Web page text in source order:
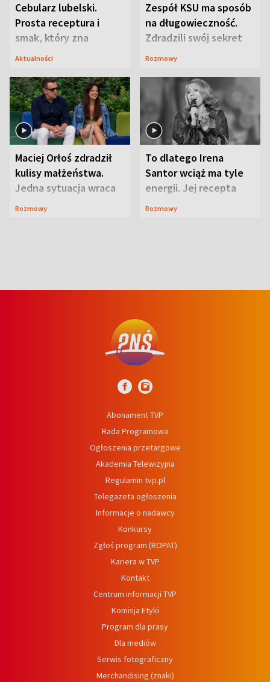
Cebularz lubelski.
Prosta receptura i
smak, który zna
Lubelszczyzna
Aktualności
Zespół KSU ma sposób
na długowieczność.
Zdradzili swój sekret
Rozmowy
Maciej Orłoś zdradził
kulisy małżeństwa.
Jedna sytuacja wraca
jak bumerang
Rozmowy
To dlatego Irena
Santor wciąż ma tyle
energii. Jej recepta
jest zaskakująco
Rozmowy
Abonament TVP
Rada Programowa
Ogłoszenia przetargowe
Akademia Telewizyjna
Regulamin tvp.pl
Telegazeta ogłoszenia
Informacje o nadawcy
Konkursy
Zgłoś program (ROPAT)
Kariera w TVP
Kontakt
Centrum informacji TVP
Komisja Etyki
Program dla prasy
Dla mediów
Serwis fotograficzny
Merchandising (znaki)